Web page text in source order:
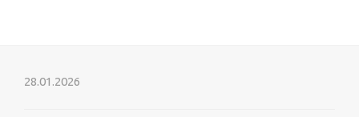
28.01.2026